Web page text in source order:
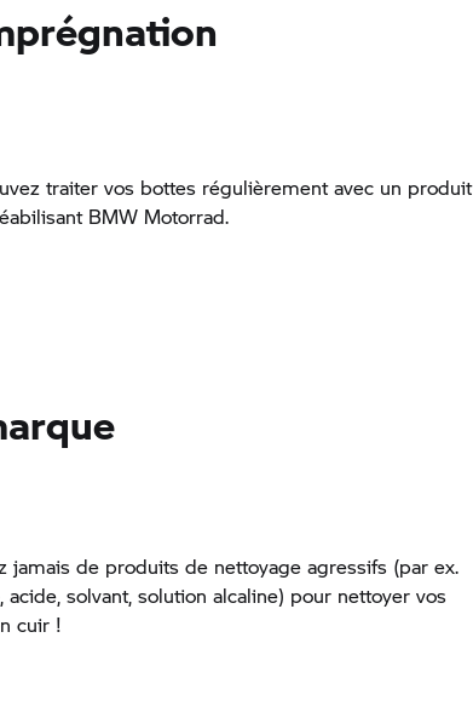
traiter vos bottes régulièrement avec un produit
BMW Motorrad.
jamais de produits de nettoyage agressifs (par ex.
acide, solvant, solution alcaline) pour nettoyer vos
cuir !